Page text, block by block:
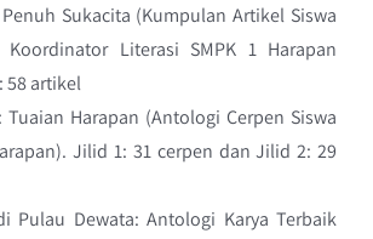
Sukacita (Kumpulan Artikel Siswa
Literasi SMPK 1 Harapan
58 artikel
Tuaian Harapan (Antologi Cerpen Siswa
Jilid 1: 31 cerpen dan Jilid 2: 29
Pulau Dewata: Antologi Karya Terbaik